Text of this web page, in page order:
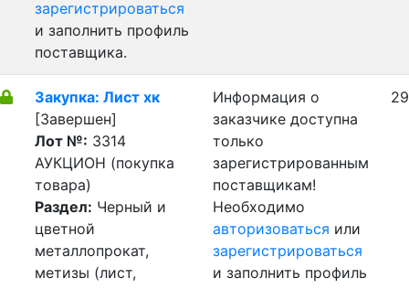
зарегистрироваться
и заполнить профиль
поставщика.
Закупка: Лист хк
[Завершен]
Лот №: 3314
АУКЦИОН (покупка
товара)
Раздел: Черный и
цветной
металлопрокат,
метизы (лист,
Информация о
заказчике доступна
только
зарегистрированным
поставщикам!
Необходимо
авторизоваться или
зарегистрироваться
и заполнить профиль